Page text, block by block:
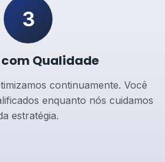
3
com Qualidade
continuamente. Você
enquanto nós cuidamos
estratégia.